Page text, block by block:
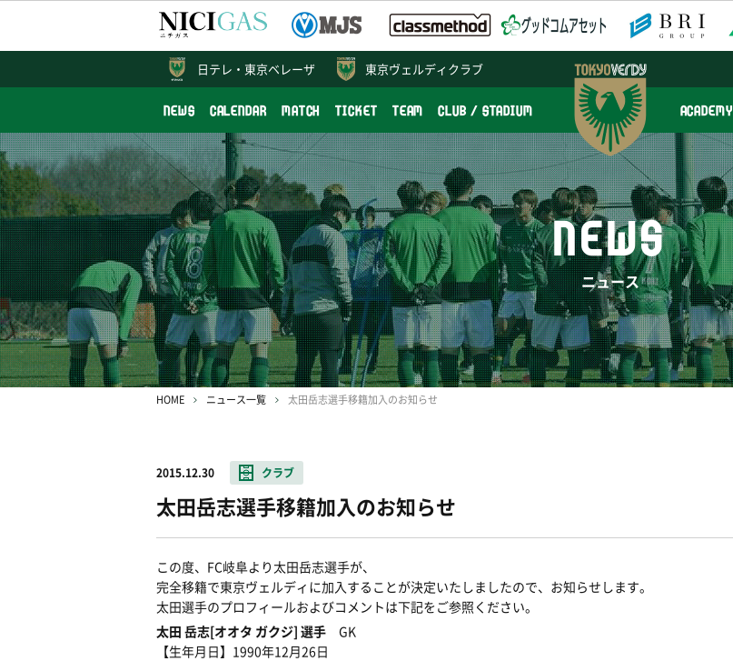
東京ヴェルディクラブ
NEWS CALENDAR MATCH TICKET TEAM CLUB / STADIUM ACADEMY
日テレ・ 東京ベレーザ
NEWS
ニュース
HOME ニュース一覧 太田岳志選手移籍加入のお知らせ
2015.12.30 クラブ
太田岳志選手移籍加入のお知らせ
この度、FC岐阜より太田岳志選手が、
完全移籍で東京ヴェルディに加入することが決定いた しましたので、お知らせします。
太田選手のプロフィールおよびコメントは下記をご参照ください。
太田 岳志[オオタ ガクジ] 選手 GK
【生年月日】1990年12月26日